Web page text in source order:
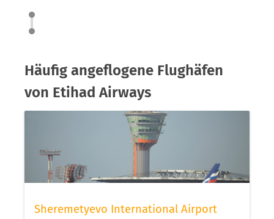
Häufig angeflogene Flughäfen
von Etihad Airways
Sheremetyevo International Airport